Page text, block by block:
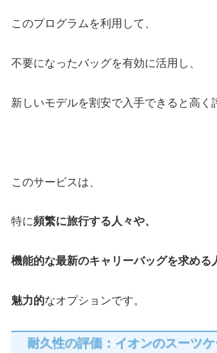
このプログラムを利用して、
不要になったバッグを有効に活用し、
新しいモデルを割安で入手できると高く
このサービスは、
特に頻繁に旅行する人々や、
機能的な最新のキャリーバッグを求める
魅力的なオプションです。
耐久性の評価：イオンのスーツ